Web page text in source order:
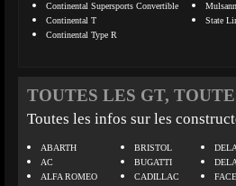
Continental Supersports Convertible
Continental T
Continental Type R
State
TOUTES LES GT,
Toutes les infos sur les
ABARTH
AC
ALFA ROMEO
BRISTOL
BUGATTI
CADILLAC